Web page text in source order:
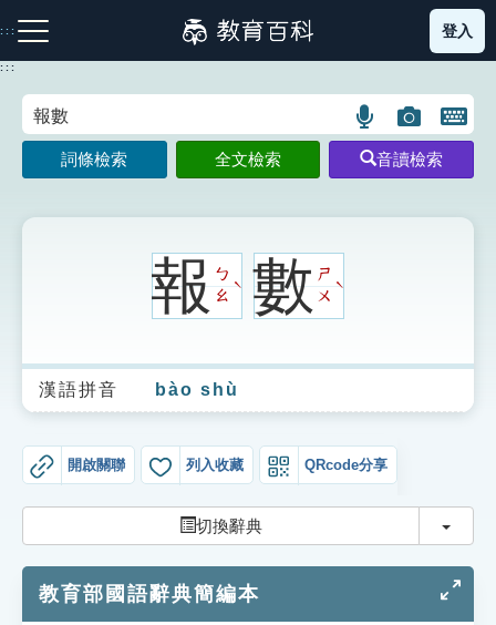
到
主
:::
注音索引圖示 筆畫索引圖示 部首索引表圖示
生字詞彙表
成語故事
索引選單
單字索引
登入
:::
語
言
搜
圖
片
搜
開
鍵
圖
詞條檢索 全文檢索 音讀檢索
報ㄅ
ㄠ
ˋ 數ㄕ
ㄨ
ˋ
漢語拼音 bào shù
開啟關聯 列入收藏 QRcode分享
切換辭典 切換
教育部國語辭典簡編本